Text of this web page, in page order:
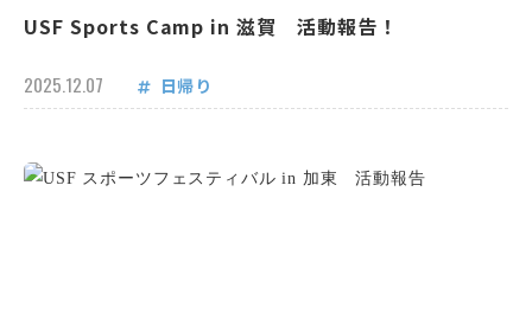
USF Sports Camp in 滋賀 活動報告！
2025.12.07 日帰り